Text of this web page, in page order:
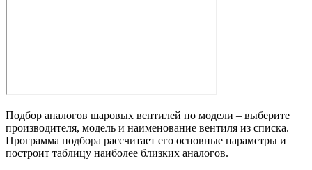
Подбор аналогов шаровых вентилей по модели – выберите
производителя, модель и наименование вентиля из списка.
Программа подбора рассчитает его основные параметры и
построит таблицу наиболее близких аналогов.